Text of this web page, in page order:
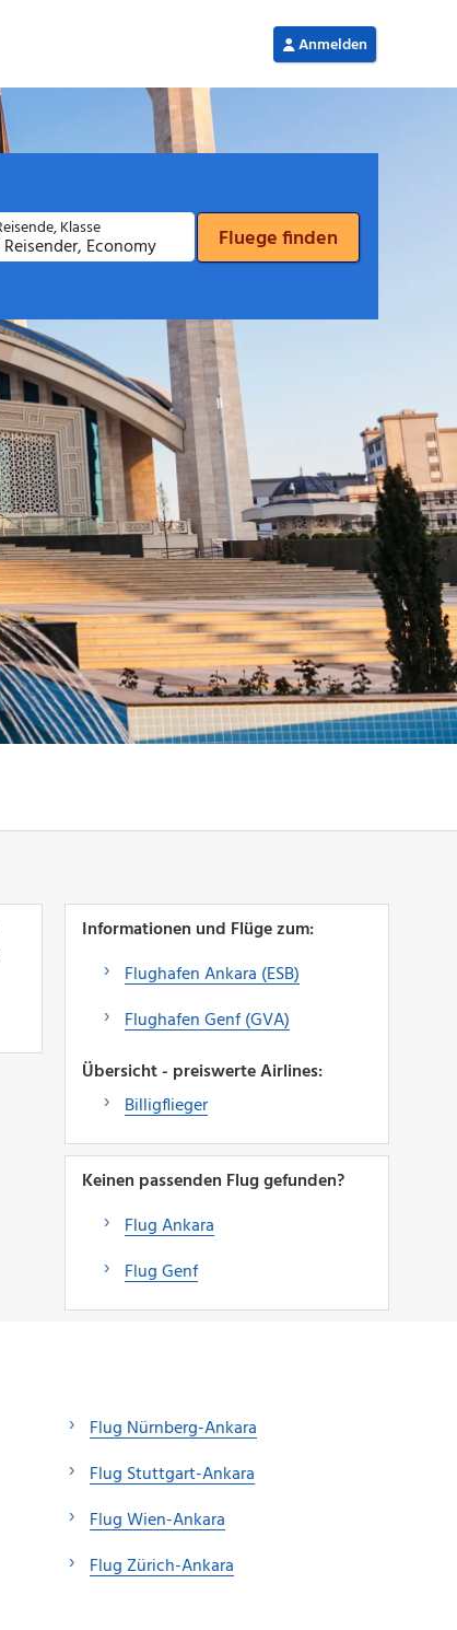
Informationen und Flüge zum:
Flughafen Ankara (ESB)
Flughafen Genf (GVA)
Übersicht - preiswerte Airlines:
Billigflieger
Keinen passenden Flug gefunden?
Flug Ankara
Flug Genf
Flug Nürnberg-Ankara
Flug Stuttgart-Ankara
Flug Wien-Ankara
Flug Zürich-Ankara